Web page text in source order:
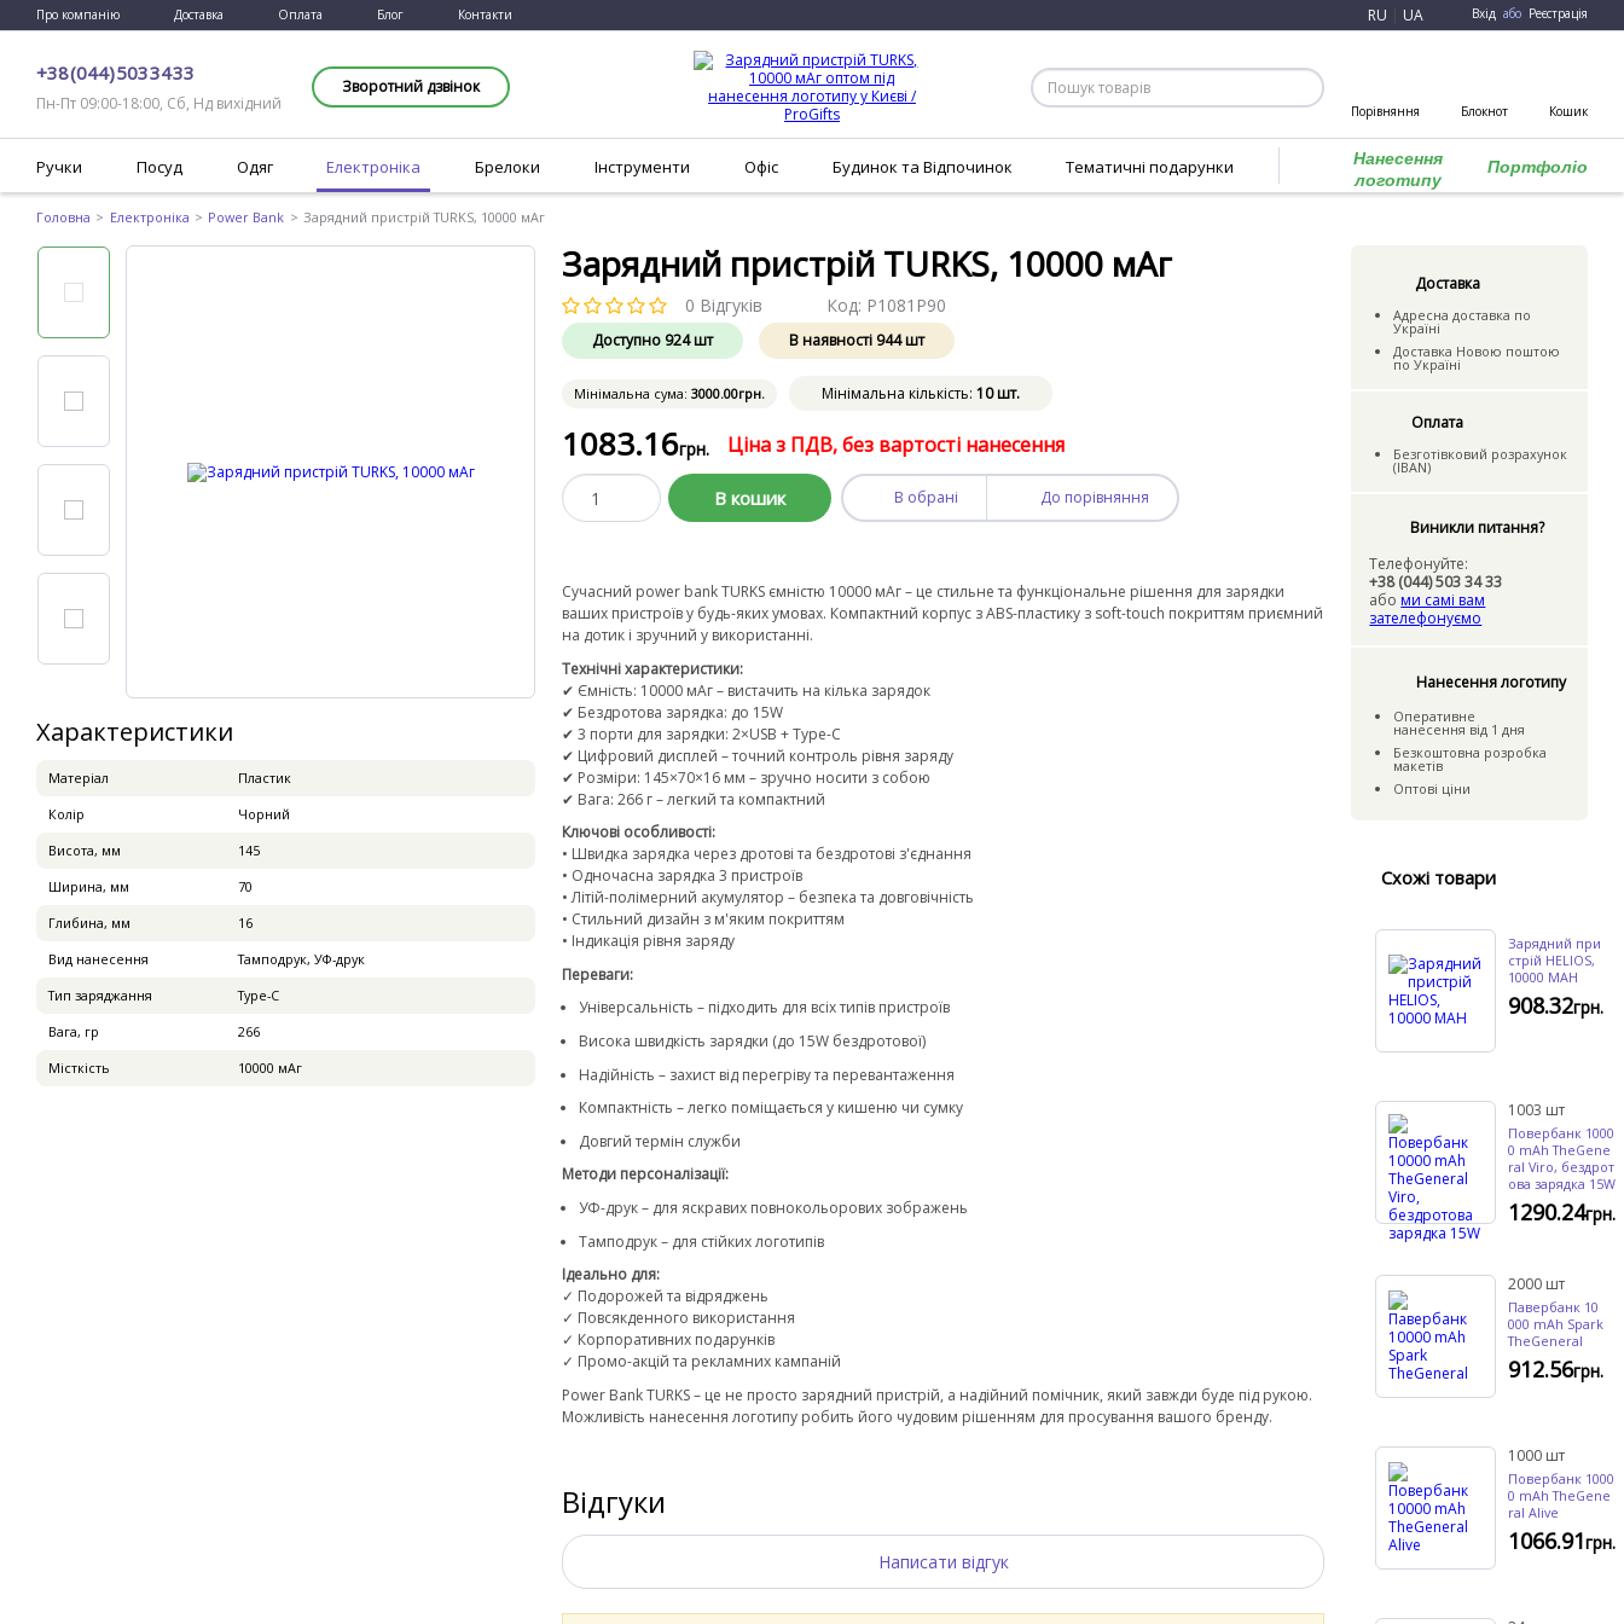
Про компанію Доставка Оплата Блог Контакти RU UA Вхід або Реєстрація
+38 (044) 503 34 33
Пн-Пт 09:00-18:00, Сб, Нд вихідний
Зворотний дзвінок
Порівняння Блокнот Кошик
Ручки Посуд Одяг Електроніка Брелоки Інструменти Офіс Будинок та Відпочинок Тематичні подарунки
Нанесення
логотипу
Портфоліо
Головна Електроніка Power Bank Зарядний пристрій TURKS, 10000 мАг
Характеристики
Матеріал
Пластик
Колір
Чорний
Висота, мм
145
Ширина, мм
70
Глибина, мм
16
Вид нанесення
Тамподрук, УФ-друк
Тип заряджання
Type-C
Вага, гр
266
Місткість
10000 мАг
Зарядний пристрій TURKS, 10000 мАг
0 Відгуків Код: P1081P90
Доступно 924 шт В наявності 944шт
Мінімальна сума:3000.00грн. Мінімальна кількість:10 шт.
1083.16грн. Ціна з ПДВ, без вартості нанесення
В кошик В обрані До порівняння
Сучасний power bank TURKS ємністю 10000 мАг – це стильне та функціональне рішення для зарядки
ваших пристроїв у будь-яких умовах. Компактний корпус з ABS-пластику з soft-touch покриттям приємний
на дотик і зручний у використанні.
Технічні характеристики:
✔ Ємність: 10000 мАг – вистачить на кілька зарядок
✔ Бездротова зарядка: до 15W
✔ 3 порти для зарядки: 2×USB + Type-C
✔ Цифровий дисплей – точний контроль рівня заряду
✔ Розміри: 145×70×16 мм – зручно носити з собою
✔ Вага: 266 г – легкий та компактний
Ключові особливості:
• Швидка зарядка через дротові та бездротові з'єднання
• Одночасна зарядка 3 пристроїв
• Літій-полімерний акумулятор – безпека та довговічність
• Стильний дизайн з м'яким покриттям
• Індикація рівня заряду
Переваги:
Універсальність – підходить для всіх типів пристроїв
Висока швидкість зарядки (до 15W бездротової)
Надійність – захист від перегріву та перевантаження
Компактність – легко поміщається у кишеню чи сумку
Довгий термін служби
Методи персоналізації:
УФ-друк – для яскравих повнокольорових зображень
Тамподрук – для стійких логотипів
Ідеально для:
✓ Подорожей та відряджень
✓ Повсякденного використання
✓ Корпоративних подарунків
✓ Промо-акцій та рекламних кампаній
Power Bank TURKS – це не просто зарядний пристрій, а надійний помічник, який завжди буде під рукою.
Можливість нанесення логотипу робить його чудовим рішенням для просування вашого бренду.
Доставка
Адресна доставка по
Україні
Доставка Новою поштою
по Україні
Оплата
Безготівковий розрахунок
(IBAN)
Виникли питання?
Телефонуйте:
+38 (044) 503 34 33
або ми самі вам
зателефонуємо
Нанесення логотипу
Оперативне
нанесення вiд 1 дня
Безкоштовна розробка
макетiв
Оптовi цiни
Схожі товари
Зарядний при
стрій HELIOS,
10000 MAH
908.32грн.
1003 шт
Повербанк 1000
0 mAh TheGene
ral Viro, бездрот
ова зарядка 15W
1290.24грн.
2000 шт
Павербанк 10
000 mAh Spark
TheGeneral
912.56грн.
1000 шт
Повербанк 1000
0 mAh TheGene
ral Alive
1066.91грн.
Відгуки
Написати відгук